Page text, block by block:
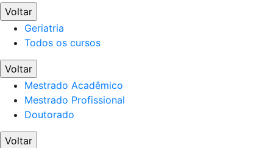
Voltar
Geriatria
Todos os cursos
Voltar
Mestrado Acadêmico
Mestrado Profissional
Doutorado
Voltar